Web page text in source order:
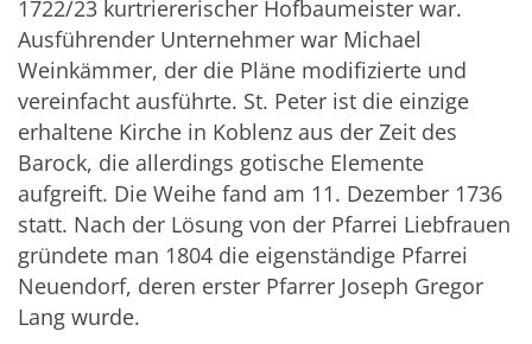
1722/23 kurtriererischer Hofbaumeister war.
Ausführender Unternehmer war Michael
Weinkämmer, der die Pläne modifizierte und
vereinfacht ausführte. St. Peter ist die einzige
erhaltene Kirche in Koblenz aus der Zeit des
Barock, die allerdings gotische Elemente
aufgreift. Die Weihe fand am 11. Dezember 1736
statt. Nach der Lösung von der Pfarrei Liebfrauen
gründete man 1804 die eigenständige Pfarrei
Neuendorf, deren erster Pfarrer Joseph Gregor
Lang wurde.